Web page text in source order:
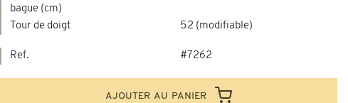
bague (cm)
Tour de doigt 52 (modifiable)
Ref. #7262
ajouter au panier